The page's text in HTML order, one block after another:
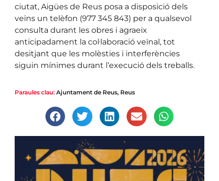
ciutat, Aigües de Reus posa a disposició dels
veïns un telèfon (977 345 843) per a qualsevol
consulta durant les obres i agraeix
anticipadament la col·laboració veïnal, tot
desitjant que les molèsties i interferències
siguin mínimes durant l’execució dels treballs.
Paraules clau: Ajuntament de Reus, Reus